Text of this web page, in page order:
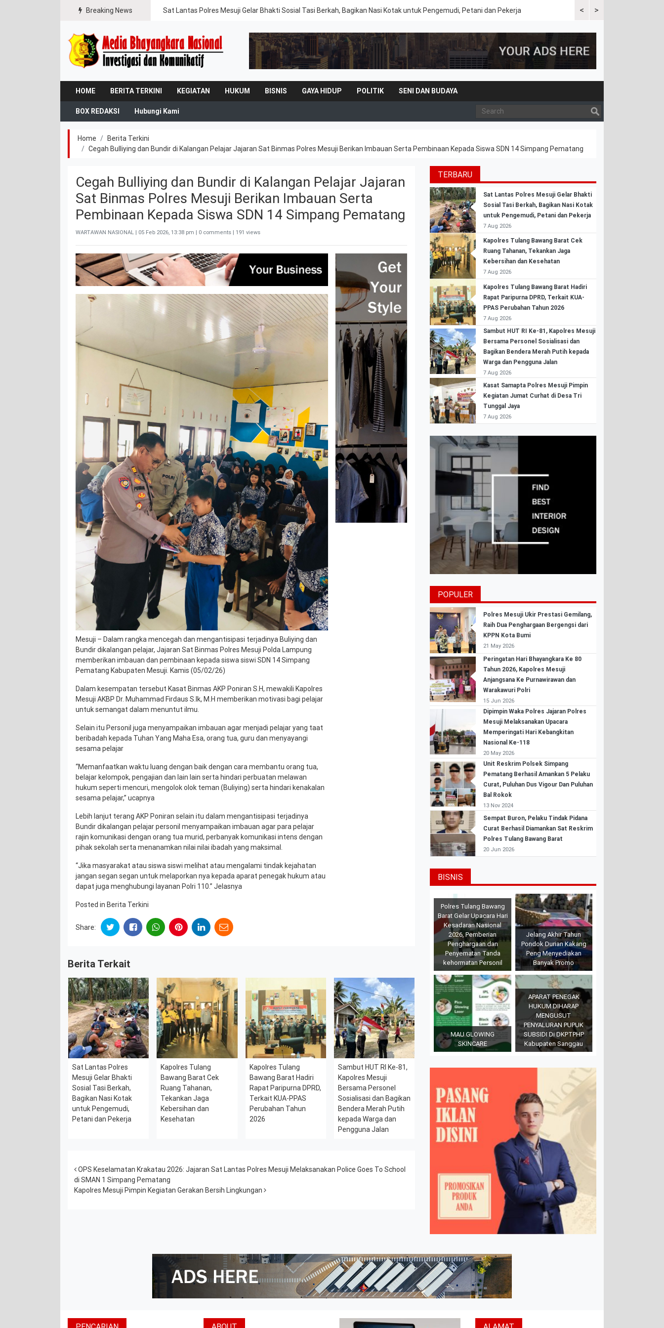
Breaking News <
Sat Lantas Polres Mesuji Gelar Bhakti Sosial Tasi Berkah, Bagikan Nasi Kotak untuk Pengemudi, Petani dan Pekerja Kapolres Tulang Bawang
>
HOME BERITA TERKINI KEGIATAN HUKUM BISNIS GAYA HIDUP POLITIK SENI DAN BUDAYA
BOX REDAKSI Hubungi Kami
Home
Berita Terkini
Cegah Bulliying dan Bundir di Kalangan Pelajar Jajaran Sat Binmas Polres Mesuji Berikan Imbauan Serta Pembinaan Kepada Siswa SDN 14 Simpang Pematang
Cegah Bulliying dan Bundir di Kalangan Pelajar Jajaran
Sat Binmas Polres Mesuji Berikan Imbauan Serta
Pembinaan Kepada Siswa SDN 14 Simpang Pematang
WARTAWAN NASIONAL | 05 Feb 2026, 13:38 pm | 0 comments | 191 views
Mesuji – Dalam rangka mencegah dan mengantisipasi terjadinya Buliying dan
Bundir dikalangan pelajar, Jajaran Sat Binmas Polres Mesuji Polda Lampung
memberikan imbauan dan pembinaan kepada siswa siswi SDN 14 Simpang
Pematang Kabupaten Mesuji. Kamis (05/02/26)
Dalam kesempatan tersebut Kasat Binmas AKP Poniran S.H, mewakili Kapolres
Mesuji AKBP Dr. Muhammad Firdaus S.Ik, M.H memberikan motivasi bagi pelajar
untuk semangat dalam menuntut ilmu.
Selain itu Personil juga menyampaikan imbauan agar menjadi pelajar yang taat
beribadah kepada Tuhan Yang Maha Esa, orang tua, guru dan menyayangi
sesama pelajar
“Memanfaatkan waktu luang dengan baik dengan cara membantu orang tua,
belajar kelompok, pengajian dan lain lain serta hindari perbuatan melawan
hukum seperti mencuri, mengolok olok teman (Buliying) serta hindari kenakalan
sesama pelajar,” ucapnya
Lebih lanjut terang AKP Poniran selain itu dalam mengantisipasi terjadinya
Bundir dikalangan pelajar personil menyampaikan imbauan agar para pelajar
rajin komunikasi dengan orang tua murid, perbanyak komunikasi intens dengan
pihak sekolah serta menanamkan nilai nilai ibadah yang maksimal.
“Jika masyarakat atau siswa siswi melihat atau mengalami tindak kejahatan
jangan segan segan untuk melaporkan nya kepada aparat penegak hukum atau
dapat juga menghubungi layanan Polri 110.” Jelasnya
Posted in Berita Terkini
Share:
Berita Terkait
Sat Lantas Polres
Mesuji Gelar Bhakti
Sosial Tasi Berkah,
Bagikan Nasi Kotak
untuk Pengemudi,
Petani dan Pekerja
Kapolres Tulang
Bawang Barat Cek
Ruang Tahanan,
Tekankan Jaga
Kebersihan dan
Kesehatan
Kapolres Tulang
Bawang Barat Hadiri
Rapat Paripurna DPRD,
Terkait KUA-PPAS
Perubahan Tahun
2026
Sambut HUT RI Ke-81,
Kapolres Mesuji
Bersama Personel
Sosialisasi dan Bagikan
Bendera Merah Putih
kepada Warga dan
Pengguna Jalan
Post navigation
OPS Keselamatan Krakatau 2026: Jajaran Sat Lantas Polres Mesuji Melaksanakan Police Goes To School
di SMAN 1 Simpang Pematang
Kapolres Mesuji Pimpin Kegiatan Gerakan Bersih Lingkungan
TERBARU
Sat Lantas Polres Mesuji Gelar Bhakti
Sosial Tasi Berkah, Bagikan Nasi Kotak
untuk Pengemudi, Petani dan Pekerja
7 Aug 2026
Kapolres Tulang Bawang Barat Cek
Ruang Tahanan, Tekankan Jaga
Kebersihan dan Kesehatan
7 Aug 2026
Kapolres Tulang Bawang Barat Hadiri
Rapat Paripurna DPRD, Terkait KUA-
PPAS Perubahan Tahun 2026
7 Aug 2026
Sambut HUT RI Ke-81, Kapolres Mesuji
Bersama Personel Sosialisasi dan
Bagikan Bendera Merah Putih kepada
Warga dan Pengguna Jalan
7 Aug 2026
Kasat Samapta Polres Mesuji Pimpin
Kegiatan Jumat Curhat di Desa Tri
Tunggal Jaya
7 Aug 2026
POPULER
Polres Mesuji Ukir Prestasi Gemilang,
Raih Dua Penghargaan Bergengsi dari
KPPN Kota Bumi
21 May 2026
Peringatan Hari Bhayangkara Ke 80
Tahun 2026, Kapolres Mesuji
Anjangsana Ke Purnawirawan dan
Warakawuri Polri
15 Jun 2026
Dipimpin Waka Polres Jajaran Polres
Mesuji Melaksanakan Upacara
Memperingati Hari Kebangkitan
Nasional Ke-118
20 May 2026
Unit Reskrim Polsek Simpang
Pematang Berhasil Amankan 5 Pelaku
Curat, Puluhan Dus Vigour Dan Puluhan
Bal Rokok
13 Nov 2024
Sempat Buron, Pelaku Tindak Pidana
Curat Berhasil Diamankan Sat Reskrim
Polres Tulang Bawang Barat
20 Jun 2026
BISNIS
Polres Tulang Bawang
Barat Gelar Upacara Hari
Kesadaran Nasional
2026, Pemberian
Penghargaan dan
Penyematan Tanda
kehormatan Personil
Jelang Akhir Tahun
Pondok Durian Kakang
Peng Menyediakan
Banyak Promo
MAU GLOWING
SKINCARE
APARAT PENEGAK
HUKUM DIHARAP
MENGUSUT
PENYALURAN PUPUK
SUBSIDI Di DKPTPHP
Kabupaten Sanggau